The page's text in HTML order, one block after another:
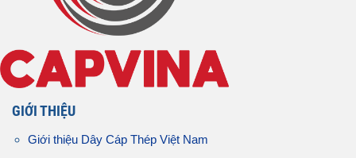
GIỚI THIỆU
Giới thiệu Dây Cáp Thép Việt Nam